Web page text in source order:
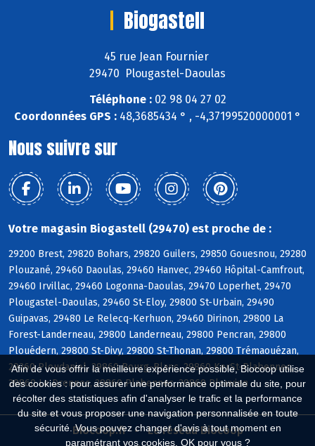
Afin de vous offrir la meilleure expérience possible, Biocoop utilise
des cookies : pour assurer une performance optimale du site, pour
récolter des statistiques afin d'analyser le trafic et la performance
du site et vous proposer une navigation personnalisée en toute
sécurité. Vous pouvez changer d'avis à tout moment en
paramétrant vos cookies. OK pour vous ?
Biogastell
45 rue Jean Fournier
29470 Plougastel-Daoulas
Téléphone :02 98 04 27 02
Coordonnées GPS : 48,3685434 ° , -4,37199520000001 °
Nous suivre sur
Votre magasin Biogastell (29470) est proche de :
29200 Brest, 29820 Bohars, 29820 Guilers, 29850 Gouesnou, 29280
Plouzané, 29460 Daoulas, 29460 Hanvec, 29460 Hôpital-Camfrout,
29460 Irvillac, 29460 Logonna-Daoulas, 29470 Loperhet, 29470
Plougastel-Daoulas, 29460 St-Eloy, 29800 St-Urbain, 29490
Guipavas, 29480 Le Relecq-Kerhuon, 29460 Dirinon, 29800 La
Forest-Landerneau, 29800 Landerneau, 29800 Pencran, 29800
Plouédern, 29800 St-Divy, 29800 St-Thonan, 29800 Trémaouézan,
29260 Ploudaniel, 29860 Bourg-Blanc, 29860 KerSt-Plabennec,
29860 Le Drennec, 29860 Plabennec, 29860 Plouvien
Biocoop.fr
Le réseau Biocoop